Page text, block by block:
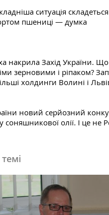
ситуація
пшениці — думка
накрила Захід України.
зерновими і ріпаком?
холдинги Волині і
новий серйозний
соняшникової олії. І це не